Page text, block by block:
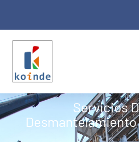
Servicios